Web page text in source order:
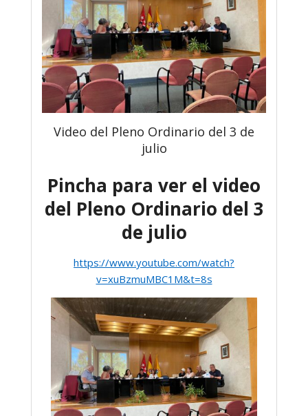
Video del Pleno Ordinario del 3 de
julio
Pincha para ver el video
del Pleno Ordinario del 3
de julio
https://www.youtube.com/watch?
v=xuBzmuMBC1M&t=8s